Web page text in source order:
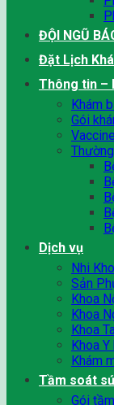
ĐỘI NGŨ
Đặt Lịch
Thông tin –
Khám
Gói
Vaccine
Dịch vụ
Nhi
Sản
Khoa
Khoa
Khoa
Khoa
Khám
Tầm soát
Gói